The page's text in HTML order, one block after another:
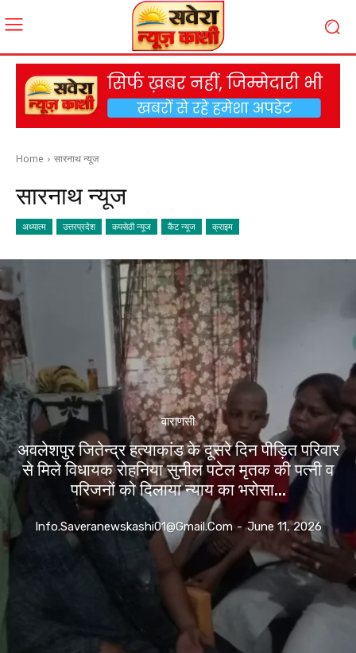
Home सारनाथ न्यूज
सारनाथ न्यूज
अध्यात्म उत्तरप्रदेश कपसेठी न्यूज कैंट न्यूज क्राइम
वाराणसी
अवलेशपुर जितेन्द्र हत्याकांड के दूसरे दिन पीड़ित परिवार
से मिले विधायक रोहनिया सुनील पटेल मृतक की पत्नी व
परिजनों को दिलाया न्याय का भरोसा...
Info.saveranewskashi01@gmail.com - June 11, 2026